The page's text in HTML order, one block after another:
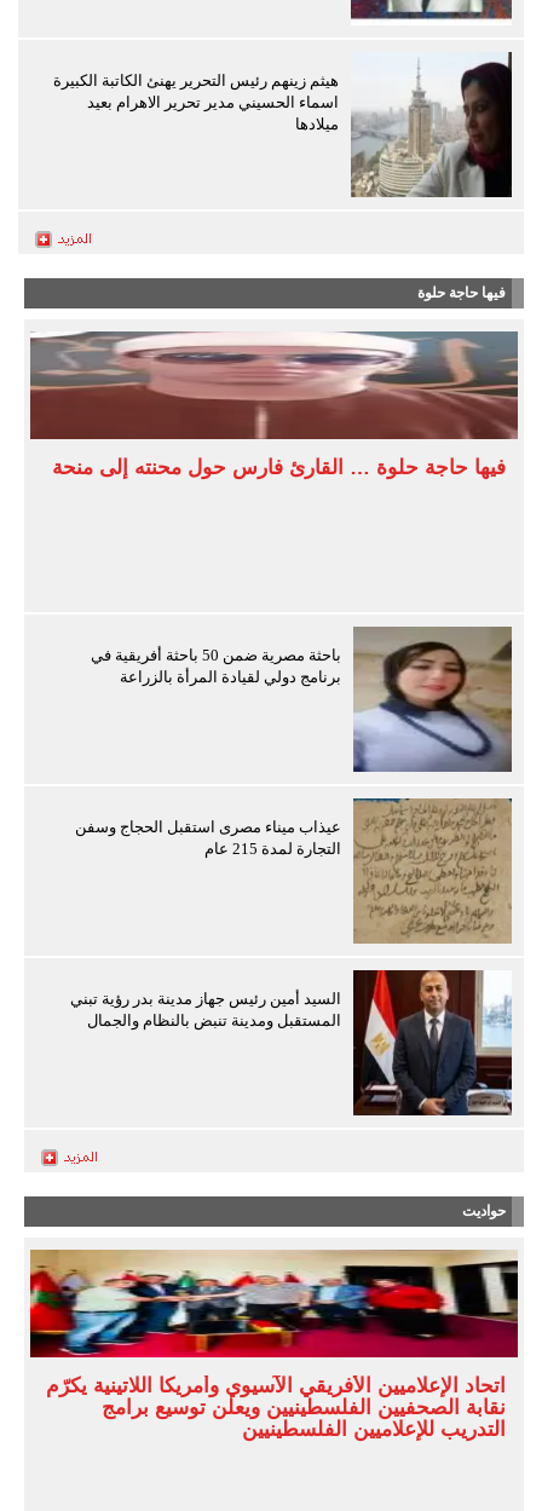
هيثم زينهم رئيس التحرير يهنئ الكاتبة الكبيرة
اسماء الحسيني مدير تحرير الاهرام بعيد
ميلادها
فيها حاجة حلوة
فيها حاجة حلوة … القارئ فارس حول محنته إلى منحة
باحثة مصرية ضمن 50 باحثة أفريقية في
برنامج دولي لقيادة المرأة بالزراعة
عيذاب ميناء مصرى استقبل الحجاج وسفن
التجارة لمدة 215 عام
السيد أمين رئيس جهاز مدينة بدر رؤية تبني
المستقبل ومدينة تنبض بالنظام والجمال
حواديت
اتحاد الإعلاميين الأفريقي الآسيوي وأمريكا اللاتينية يكرّم
نقابة الصحفيين الفلسطينيين ويعلن توسيع برامج
التدريب للإعلاميين الفلسطينيين